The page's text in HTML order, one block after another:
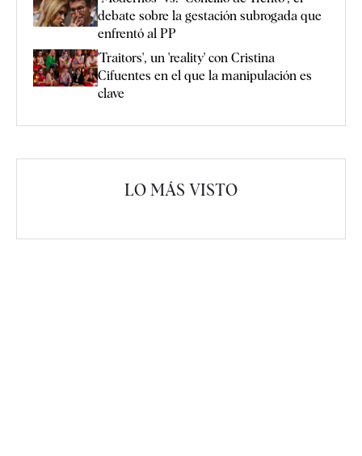
debate sobre la gestación subrogada que
enfrentó al PP
'Traitors', un 'reality' con Cristina
Cifuentes en el que la manipulación es
clave
LO MÁS VISTO